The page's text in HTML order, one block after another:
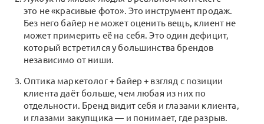
это не «красивые фото». Это инструмент продаж.
Без него байер не может оценить вещь, клиент не
может примерить её на себя. Это один дефицит,
который встретился у большинства брендов
независимо от ниши.
Оптика маркетолог + байер + взгляд с позиции
клиента даёт больше, чем любая из них по
отдельности. Бренд видит себя и глазами клиента,
и глазами закупщика — и понимает, где разрыв.